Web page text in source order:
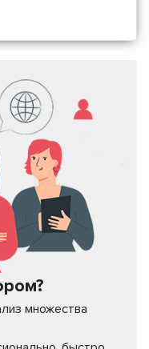
множества